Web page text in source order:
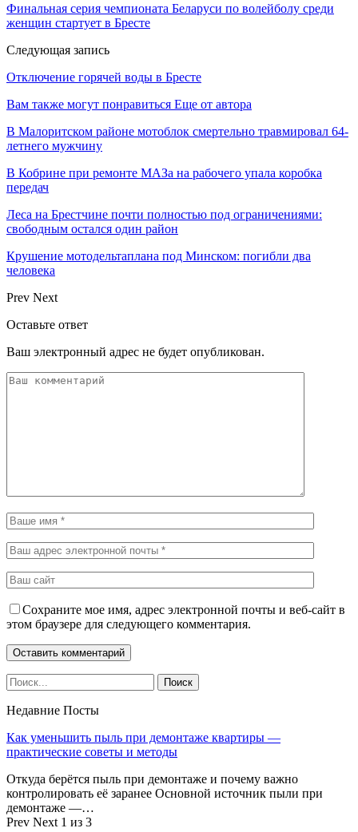
Финальная серия чемпионата Беларуси по волейболу среди
женщин стартует в Бресте
Следующая запись
Отключение горячей воды в Бресте
Вам также могут понравиться Еще от автора
В Малоритском районе мотоблок смертельно травмировал 64-
летнего мужчину
В Кобрине при ремонте МАЗа на рабочего упала коробка
передач
Леса на Брестчине почти полностью под ограничениями:
свободным остался один район
Крушение мотодельтаплана под Минском: погибли два
человека
Prev Next
Оставьте ответ
Ваш электронный адрес не будет опубликован.
Сохраните мое имя, адрес электронной почты и веб-сайт в
этом браузере для следующего комментария.
Недавние Посты
Как уменьшить пыль при демонтаже квартиры —
практические советы и методы
Откуда берётся пыль при демонтаже и почему важно
контролировать её заранее Основной источник пыли при
демонтаже —…
Prev Next 1 из 3